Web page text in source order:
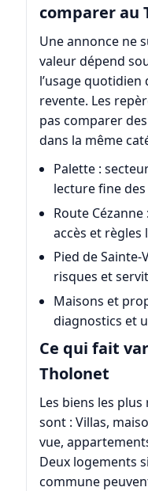
comparer au
Une annonce ne
valeur dépend
l’usage
revente. Les
pas comparer
dans la même
Palette :
lecture fine des
Route
accès et règles
Pied de
risques et
Maisons et
diagnostics et
Ce qui fait
Tholonet
Les biens les
sont : Villas,
vue,
Deux logements
commune